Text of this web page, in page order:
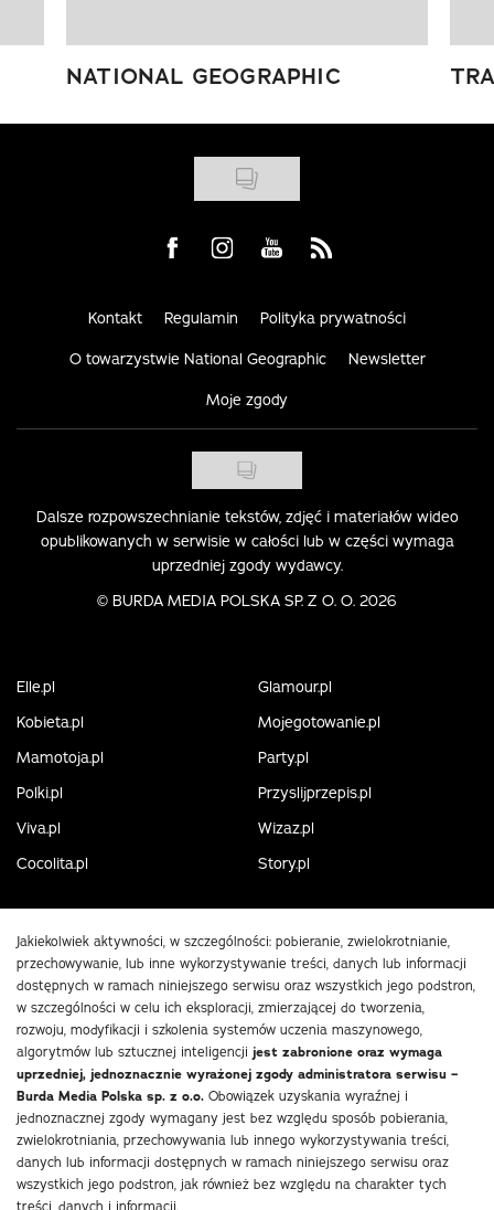
NATIONAL GEOGRAPHIC
Visit us on Facebook
Visit us on Instagram
Visit us on Youtube
Visit us on Rss
Kontakt Regulamin Polityka prywatności
O towarzystwie National Geographic Newsletter
Moje zgody
Dalsze rozpowszechnianie tekstów, zdjęć i materiałów wideo
opublikowanych w serwisie w całości lub w części wymaga
uprzedniej zgody wydawcy.
© BURDA MEDIA POLSKA SP. Z O. O. 2026
Elle.pl
Glamour.pl
Kobieta.pl
Mojegotowanie.pl
Mamotoja.pl
Party.pl
Polki.pl
Przyslijprzepis.pl
Viva.pl
Wizaz.pl
Cocolita.pl
Story.pl
Jakiekolwiek aktywności, w szczególności: pobieranie, zwielokrotnianie,
przechowywanie, lub inne wykorzystywanie treści, danych lub informacji
dostępnych w ramach niniejszego serwisu oraz wszystkich jego podstron,
w szczególności w celu ich eksploracji, zmierzającej do tworzenia,
rozwoju, modyfikacji i szkolenia systemów uczenia maszynowego,
algorytmów lub sztucznej inteligencji jest zabronione oraz wymaga
uprzedniej, jednoznacznie wyrażonej zgody administratora serwisu –
Burda Media Polska sp. z o.o. Obowiązek uzyskania wyraźnej i
jednoznacznej zgody wymagany jest bez względu sposób pobierania,
zwielokrotniania, przechowywania lub innego wykorzystywania treści,
danych lub informacji dostępnych w ramach niniejszego serwisu oraz
wszystkich jego podstron, jak również bez względu na charakter tych
treści, danych i informacji.